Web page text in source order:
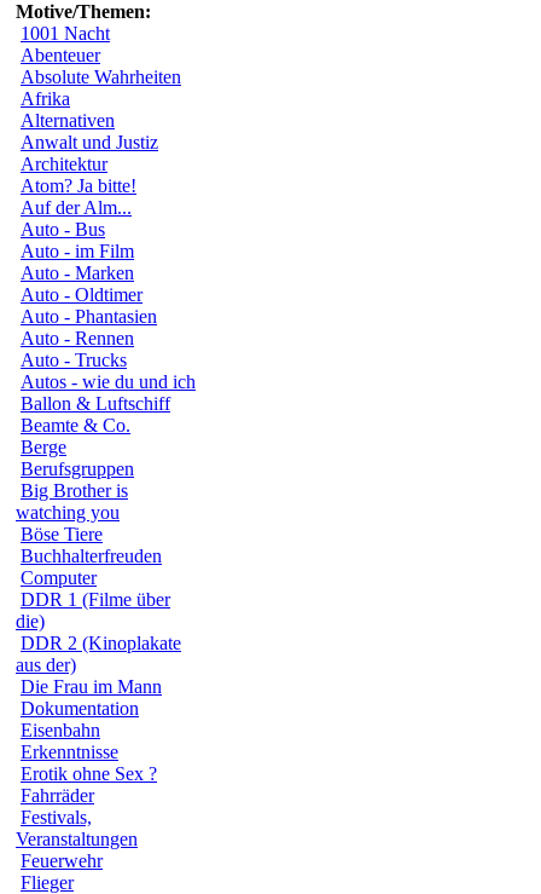
Motive/Themen:
1001 Nacht
Abenteuer
Absolute Wahrheiten
Afrika
Alternativen
Anwalt und Justiz
Architektur
Atom? Ja bitte!
Auf der Alm...
Auto - Bus
Auto - im Film
Auto - Marken
Auto - Oldtimer
Auto - Phantasien
Auto - Rennen
Auto - Trucks
Autos - wie du und ich
Ballon & Luftschiff
Beamte & Co.
Berge
Berufsgruppen
Big Brother is
watching you
Böse Tiere
Buchhalterfreuden
Computer
DDR 1 (Filme über
die)
DDR 2 (Kinoplakate
aus der)
Die Frau im Mann
Dokumentation
Eisenbahn
Erkenntnisse
Erotik ohne Sex ?
Fahrräder
Festivals,
Veranstaltungen
Feuerwehr
Flieger